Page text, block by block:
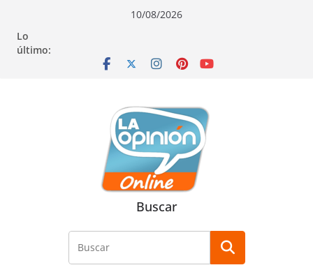
contenido
navegación
contenido
10/08/2026
Lo
último:
Buscar